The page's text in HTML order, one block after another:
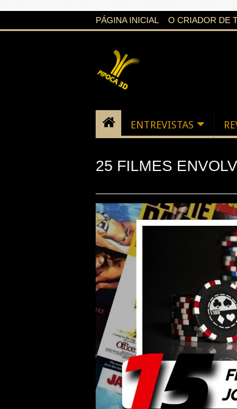
PÁGINA INICIAL O CRIADOR DE
ENTREVISTAS
25 FILMES